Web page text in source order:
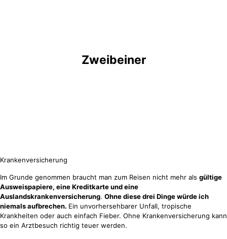
Zweibeiner
Krankenversicherung
Im Grunde genommen braucht man zum Reisen nicht mehr als gültige
Ausweispapiere, eine Kreditkarte und eine
Auslandskrankenversicherung. Ohne diese drei Dinge würde ich
niemals aufbrechen. Ein unvorhersehbarer Unfall, tropische
Krankheiten oder auch einfach Fieber. Ohne Krankenversicherung kann
so ein Arztbesuch richtig teuer werden.